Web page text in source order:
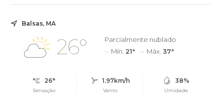
Balsas, MA
26°
Parcialmente nublado
Mín. 21° Máx. 37°
26°
Sensação
1.97km/h
Vento
38%
Umidade